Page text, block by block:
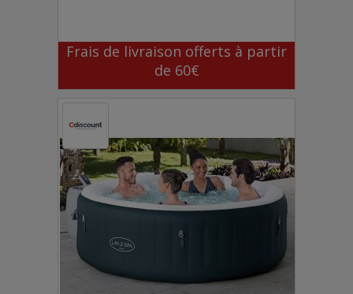
Frais de livraison offerts à partir
de 60€